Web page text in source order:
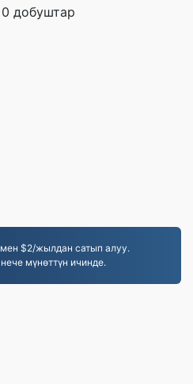
0 добуштар
$2/жылдан сатып алуу.
мүнөттүн ичинде.